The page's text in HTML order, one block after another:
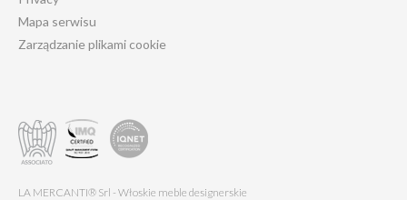
Mapa serwisu
Zarządzanie plikami cookie
LA MERCANTI® Srl - Włoskie meble designerskie